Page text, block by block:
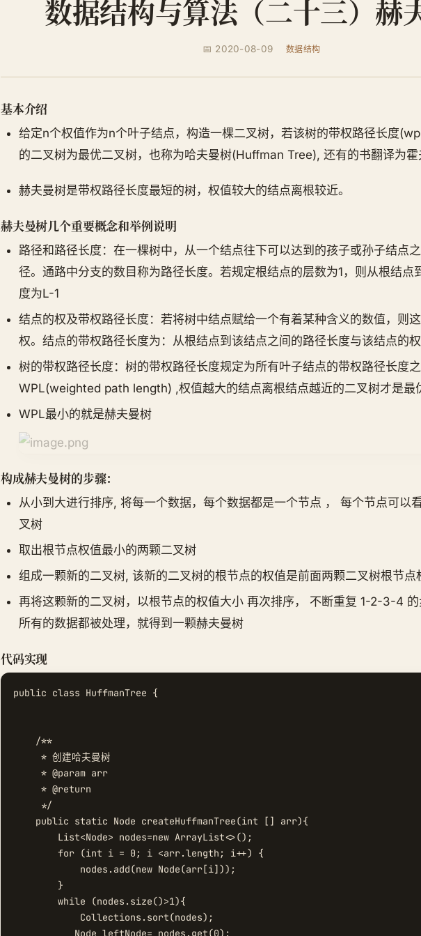
数据结构与算法（二十三）赫
📅 2020-08-09 数据结构
基本介绍
给定n个权值作为n个叶子结点，构造一棵二叉树，若该树的带权路径长度
的二叉树为最优二叉树，也称为哈夫曼树(Huffman Tree), 还有的书翻译为
赫夫曼树是带权路径长度最短的树，权值较大的结点离根较近。
赫夫曼树几个重要概念和举例说明
路径和路径长度：在一棵树中，从一个结点往下可以达到的孩子或孙子结点
径。通路中分支的数目称为路径长度。若规定根结点的层数为1，则从根结点
度为L-1
结点的权及带权路径长度：若将树中结点赋给一个有着某种含义的数值，则
权。结点的带权路径长度为：从根结点到该结点之间的路径长度与该结点的
树的带权路径长度：树的带权路径长度规定为所有叶子结点的带权路径长度
WPL(weighted path length) ,权值越大的结点离根结点越近的二叉树才是最
WPL最小的就是赫夫曼树
构成赫夫曼树的步骤：
从小到大进行排序, 将每一个数据，每个数据都是一个节点 ， 每个节点可以
叉树
取出根节点权值最小的两颗二叉树
组成一颗新的二叉树, 该新的二叉树的根节点的权值是前面两颗二叉树根节点
再将这颗新的二叉树，以根节点的权值大小 再次排序， 不断重复 1-2-3-4
所有的数据都被处理，就得到一颗赫夫曼树
代码实现
public class HuffmanTree {
    /**
     * 创建哈夫曼树
     * @param arr
     * @return
     */
    public static Node createHuffmanTree(int [] arr){
        List<Node> nodes=new ArrayList<>();
        for (int i = 0; i <arr.length; i++) {
            nodes.add(new Node(arr[i]));
        }
        while (nodes.size()>1){
            Collections.sort(nodes);
           Node leftNode= nodes.get(0);